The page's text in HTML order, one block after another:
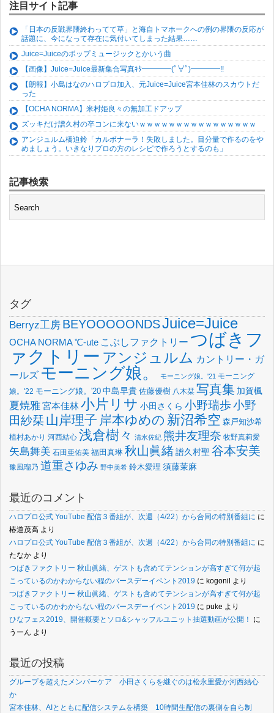
注目サイト記事
「日本の反戦界隈終わってて草」と海自トマホークへの例の界隈の反応が
話題に、今になって存在に気付いてしまった結果……
Juice=Juiceのポップミュージックとかいう曲
【画像】Juice=Juice最新集合写真ｷﾀ━━━━(ﾟ∀ﾟ)━━━━!!
【朗報】小島はなのハロプロ加入、元Juice=Juice宮本佳林のスカウトだ
った
【OCHA NORMA】米村姫良々の無加工ドアップ
ズッキだけ譜久村の卒コンに来ないｗｗｗｗｗｗｗｗｗｗｗｗｗｗｗｗ
アンジュルム橋迫鈴「カルボナーラ！失敗しました。目分量で作るのをや
めましょう。いきなりプロの方のレシピで作ろうとするのも」
記事検索
タグ
Berryz工房 BEYOOOOONDSJuice=Juice
OCHA NORMA℃-ute こぶしファクトリー つばきフ
ァクトリー アンジュルム カントリー・ガ
ールズ モーニング娘。 モーニング娘。'21 モーニング
娘。'22 モーニング娘。'20 中島早貴 佐藤優樹 八木栞 写真集 加賀楓
夏焼雅宮本佳林小片リサ 小田さくら 小野瑞歩小野
田紗栞 山岸理子 岸本ゆめの 新沼希空 森戸知沙希
植村あかり 河西結心 浅倉樹々 清水佐紀 熊井友理奈 牧野真莉愛
矢島舞美 石田亜佑美 福田真琳 秋山眞緒譜久村聖 谷本安美
豫風瑠乃 道重さゆみ 野中美希 鈴木愛理 須藤茉麻
最近のコメント
ハロプロ公式 YouTube 配信３番組が、次週（4/22）から合同の特別番組に に
椿道茂高 より
ハロプロ公式 YouTube 配信３番組が、次週（4/22）から合同の特別番組に に
たなか より
つばきファクトリー 秋山眞緒、ゲストも含めてテンションが高すぎて何が起
こっているのかわからない程のバースデーイベント2019 に kogonil より
つばきファクトリー 秋山眞緒、ゲストも含めてテンションが高すぎて何が起
こっているのかわからない程のバースデーイベント2019 に puke より
ひなフェス2019、開催概要とソロ&シャッフルユニット抽選動画が公開！
に
うーん より
最近の投稿
グループを超えたメンバーケア 小田さくらを継ぐのは松永里愛か河西結心
か
宮本佳林、AIとともに配信システムを構築 10時間生配信の裏側を自ら制